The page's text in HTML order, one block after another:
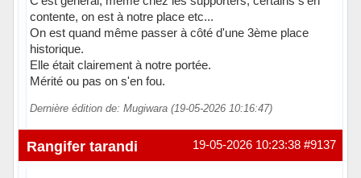
contente, on est à notre place etc...
On est quand même passer à côté d'une 3ème place
historique.
Elle était clairement à notre portée.
Mérité ou pas on s'en fou.
Dernière édition de: Mugiwara (19-05-2026 10:16:47)
Hors ligne #9137
19-05-2026 10:23:38
Rangifer tarandi